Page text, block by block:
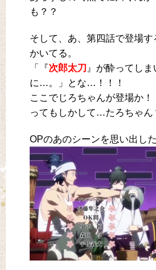
も？？
そして、あ、第四話で登場す
かいてる。
「『次郎太刀 』が酔ってしま
に…。」とな…！！！
ここでじろちゃんが登場か！
ってもしかして…たろちゃん
OPのあのシーンを思い出した